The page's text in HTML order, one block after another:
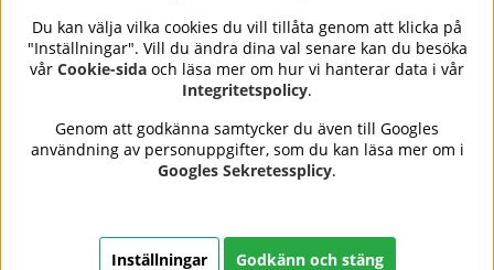
Se våra omdömen på⭐ Trustpilot
Nails Body and Beautyerbjuder professionell hudvård,
nagellack och makeup från ledande varumärken som OPI,
kvalitet, omtanke och resultat – med snabb och trygg
Du kan välja vilka cookies du vill tillåta genom att klicka på
"Inställningar". Vill du ändra dina val senare kan du besöka
vår Cookie-sida och läsa mer om hur vi hanterar data i vår
Integritetspolicy.
Genom att godkänna samtycker du även till Googles
användning av personuppgifter, som du kan läsa mer om i
Googles Sekretessplicy.
Inställningar Godkänn och stäng